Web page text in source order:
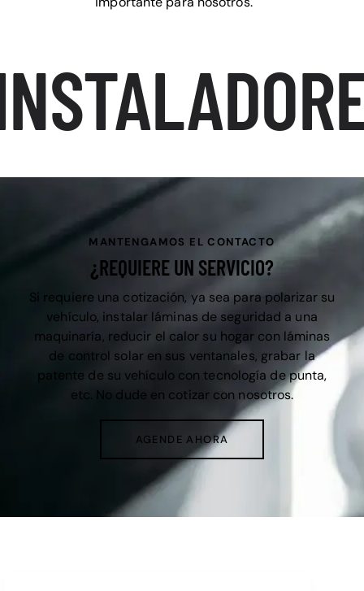
MANTENGAMOS EL CONTACTO
¿REQUIERE UN SERVICIO?
Si requiere una cotización, ya sea para polarizar su
vehículo, instalar láminas de seguridad a una
maquinaría, reducir el calor su hogar con láminas
de control solar en sus ventanales, grabar la
patente de su vehículo con tecnología de punta,
etc. No dude en cotizar con nosotros.
AGENDE AHORA